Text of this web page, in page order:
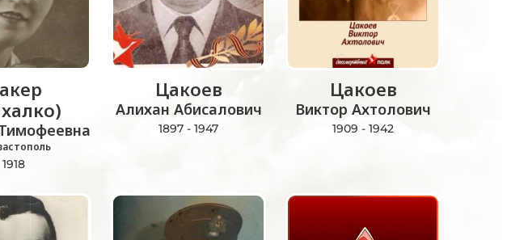
1918
Цакоев
Алихан Абисалович
1897 - 1947
Цакоев
Виктор Ахтолович
1909 - 1942